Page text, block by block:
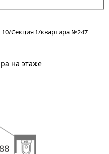
/Секция 1/квартира №247
на этаже